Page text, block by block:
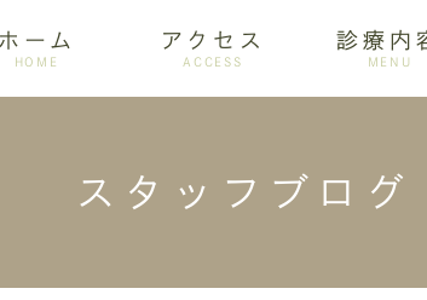
ホーム
HOME
アクセス
ACCESS
診療内
MENU
スタッフブログ